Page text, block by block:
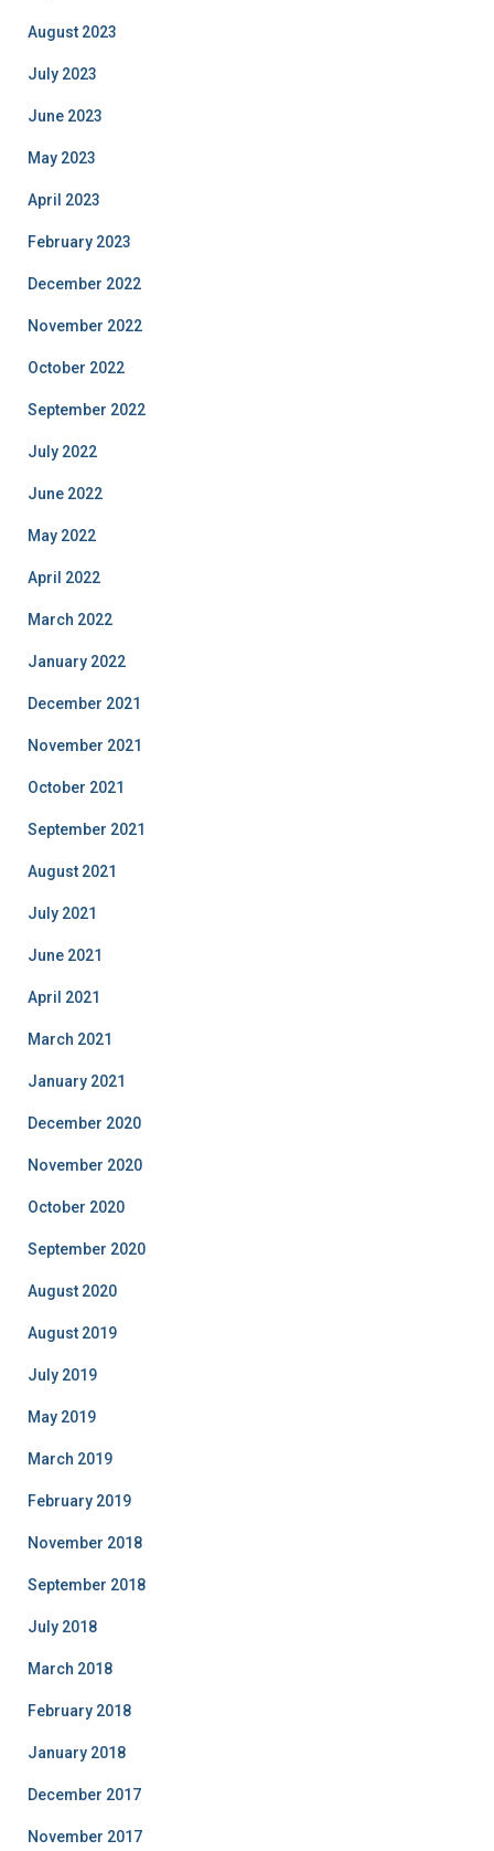
August 2023
July 2023
June 2023
May 2023
April 2023
February 2023
December 2022
November 2022
October 2022
September 2022
July 2022
June 2022
May 2022
April 2022
March 2022
January 2022
December 2021
November 2021
October 2021
September 2021
August 2021
July 2021
June 2021
April 2021
March 2021
January 2021
December 2020
November 2020
October 2020
September 2020
August 2020
August 2019
July 2019
May 2019
March 2019
February 2019
November 2018
September 2018
July 2018
March 2018
February 2018
January 2018
December 2017
November 2017